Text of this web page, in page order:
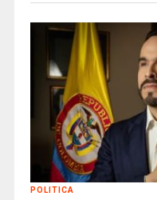
POLITICA